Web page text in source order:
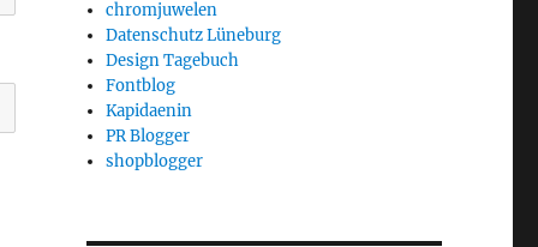
chromjuwelen
Datenschutz Lüneburg
Design Tagebuch
Fontblog
Kapidaenin
PR Blogger
shopblogger